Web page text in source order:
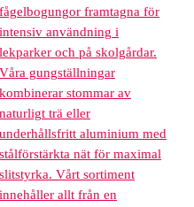
fågelbogungor framtagna för
intensiv användning i
lekparker och på skolgårdar.
Våra gungställningar
kombinerar stommar av
naturligt trä eller
underhållsfritt aluminium med
stålförstärkta nät för maximal
slitstyrka. Vårt sortiment
innehåller allt från en